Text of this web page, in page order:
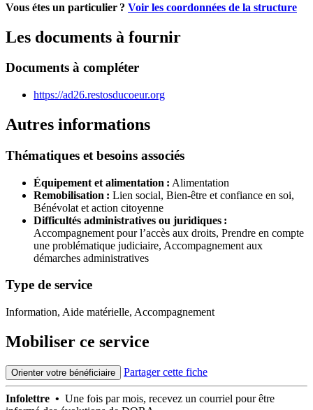
Vous étes un particulier ? Voir les coordonnées de la structure
Les documents à fournir
Documents à compléter
https://ad26.restosducoeur.org
Autres informations
Thématiques et besoins associés
Équipement et alimentation : Alimentation
Remobilisation : Lien social, Bien-être et confiance en soi,
Bénévolat et action citoyenne
Difficultés administratives ou juridiques :
Accompagnement pour l’accès aux droits, Prendre en compte
une problématique judiciaire, Accompagnement aux
démarches administratives
Type de service
Information, Aide matérielle, Accompagnement
Mobiliser ce service
Orienter votre bénéficiaire Partager cette fiche
Infolettre • Une fois par mois, recevez un courriel pour être